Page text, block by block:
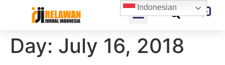
Day: July 16, 2018
Indonesian